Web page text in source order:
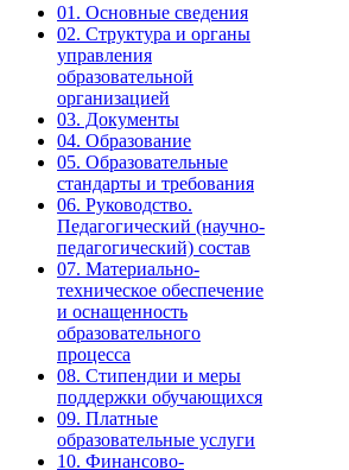
01. Основные сведения
02. Структура и органы
управления
образовательной
организацией
03. Документы
04. Образование
05. Образовательные
стандарты и требования
06. Руководство.
Педагогический (научно-
педагогический) состав
07. Материально-
техническое обеспечение
и оснащенность
образовательного
процесса
08. Стипендии и меры
поддержки обучающихся
09. Платные
образовательные услуги
10. Финансово-